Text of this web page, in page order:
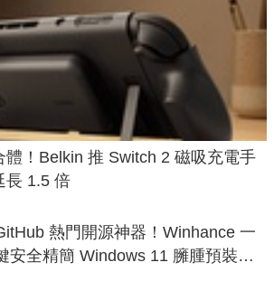
體！Belkin 推 Switch 2 磁吸充電手
長 1.5 倍
熱門開源神器！Winhance 一
安全精簡 Windows 11 臃腫預裝軟